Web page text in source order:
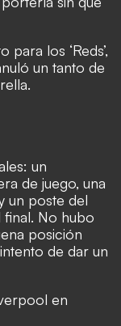
los ‘Reds’,
un tanto de
un
de juego, una
un poste del
final. No hubo
posición
de dar un
en